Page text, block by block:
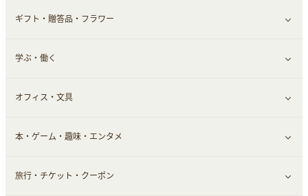
定額制有料コンテンツ
仮想通貨
その他投資
キャッシング・ローン
その他金融
保険相談・面談
すべて見る
住まい・暮らし
不動産
引越し
エコ・エネルギー
ギフト・贈答品・フラワー
すべて見る
ギフト・贈答品
学ぶ・働く
すべて見る
習い事・学習・学校
仕事・転職
オフィス・文具
すべて見る
オフィス・文具
本・ゲーム・趣味・エンタメ
すべて見る
旅行・チケット・クーポン